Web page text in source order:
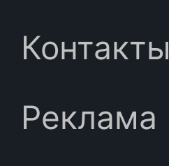
Контакты
Реклама